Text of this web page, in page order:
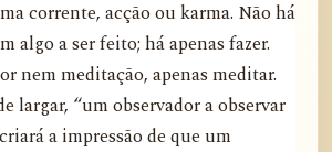
corrente, acção ou karma. Não há
algo a ser feito; há apenas fazer.
nem meditação, apenas meditar.
largar, “um observador a observar
a impressão de que um